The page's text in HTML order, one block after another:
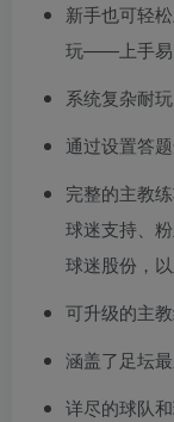
新手也可轻
玩——上手易
系统复杂耐
通过设置答
完整的主教
球迷支持、
球迷股份，
可升级的主
涵盖了足坛
详尽的球队